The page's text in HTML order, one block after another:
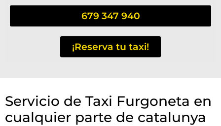
679 347 940
¡Reserva tu taxi!
Servicio de Taxi Furgoneta en
cualquier parte de catalunya